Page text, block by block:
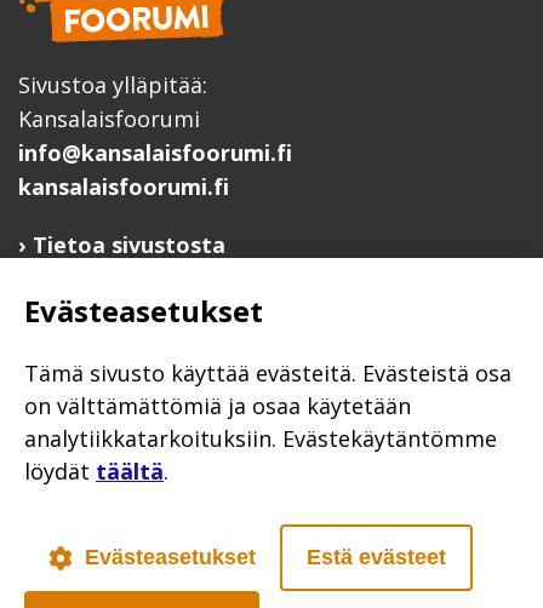
Sivustoa ylläpitää:
Kansalaisfoorumi
info@kansalaisfoorumi.fi
kansalaisfoorumi.fi
Tietoa sivustosta
Ilmoita järjestösi järjestöhakemistoon
Järjestötietäjä-testi
Anna palautetta
Saavutettavuusseloste
Evästekäytännöt
Evästeasetukset
Tämä sivusto käyttää evästeitä. Evästeistä osa
on välttämättömiä ja osaa käytetään
analytiikkatarkoituksiin. Evästekäytäntömme
löydät täältä.
Evästeasetukset Estä evästeet